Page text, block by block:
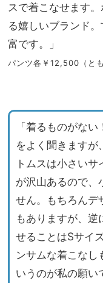
スで着こなせます
る嬉しいブランド
富です。」
パンツ各￥12,500（とも
「着るものがな
をよく聞きます
トムスは小さい
が沢山あるので、
せん。もちろんデ
もありますが、
せることはSサイ
ンサムな着こなし
いうのが私の願